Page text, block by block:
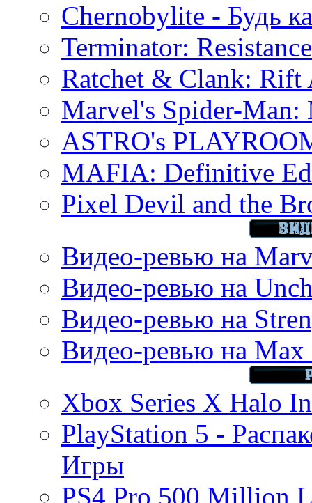
Chernobylite - Будь
Terminator:
Ratchet & Clank: Rift
Marvel's Spider-Man:
ASTRO's
MAFIA: Definitive
Pixel Devil and the
Видео-ревью на
Видео-ревью на
Видео-ревью на
Видео-ревью на Max
Xbox Series X Halo
PlayStation 5 -
Игры
PS4 Pro 500 Million